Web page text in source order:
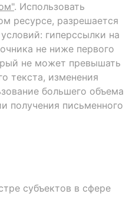
. Использовать
ресурсе, разрешается
гиперссылки на
не ниже первого
не может превышать
текста, изменения
большего объема
получения письменного
субъектов в сфере